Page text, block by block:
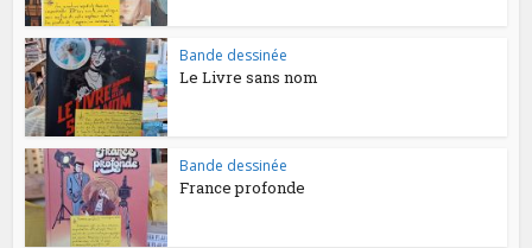
Bande dessinée
Le Livre sans nom
Bande dessinée
France profonde